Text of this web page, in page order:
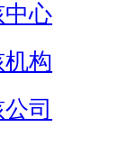
中心
构
司